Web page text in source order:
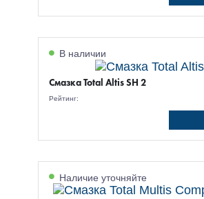
В наличии
Смазка Total Altis SH 2
Рейтинг:
Наличие уточняйте